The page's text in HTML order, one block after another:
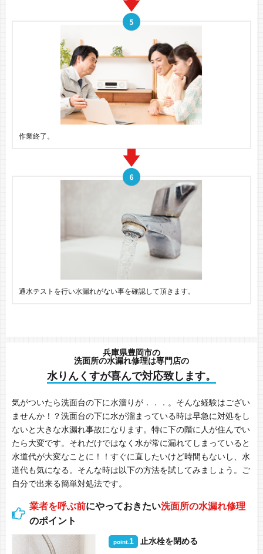
作業終了。
通水テストを行い水漏れがない事を確認して頂きます。
兵庫県豊岡市の
洗面所の水漏れ修理は専門店の
水りんくすが喜んで対応致します。
気がついたら洗面台の下に水溜りが．．．。そんな経験はござい
ませんか！？洗面台の下に水が溜まっている時は早急に対処をし
ないと大きな水漏れ事故になります。特に下の階に人が住んでい
たら大変です。それだけではなく水が常に漏れてしまっていると
水道代が大変なことに！！すぐに直したいけど時間もないし、水
道代も気になる。そんな時は以下の方法を試してみましょう。ご
自分で出来る簡単対処法です。
業者を呼ぶ前にやっておきたい洗面所の水漏れ修理
のポイント
point. 1 止水栓を閉める